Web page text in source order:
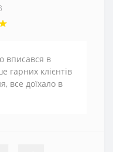
вписався в
гарних клієнтів
все доїхало в